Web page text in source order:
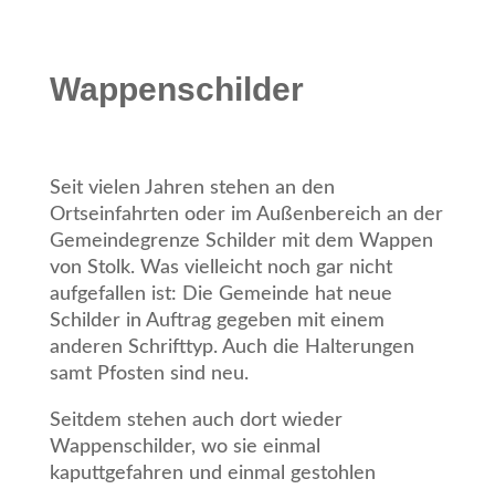
Wappenschilder
Seit vielen Jahren stehen an den
Ortseinfahrten oder im Außenbereich an der
Gemeindegrenze Schilder mit dem Wappen
von Stolk. Was vielleicht noch gar nicht
aufgefallen ist: Die Gemeinde hat neue
Schilder in Auftrag gegeben mit einem
anderen Schrifttyp. Auch die Halterungen
samt Pfosten sind neu.
Seitdem stehen auch dort wieder
Wappenschilder, wo sie einmal
kaputtgefahren und einmal gestohlen